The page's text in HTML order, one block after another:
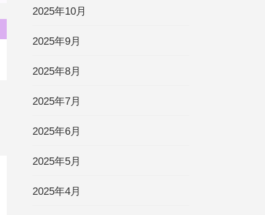
2025年10月
2025年9月
2025年8月
2025年7月
2025年6月
2025年5月
2025年4月